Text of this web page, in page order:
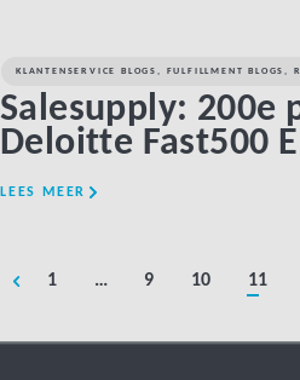
KLANTENSERVICE BLOGS FULFILLMENT BLOGS
Salesupply: 200e
Deloitte Fast500
LEES MEER
1 … 9 10 11